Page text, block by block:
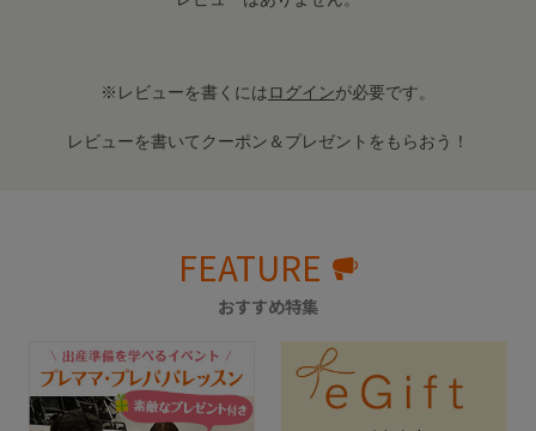
※レビューを書くにはログインが必要です。
レビューを書いてクーポン＆プレゼントをもらおう！
FEATURE
おすすめ特集